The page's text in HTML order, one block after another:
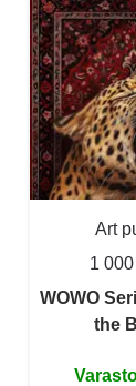
Art
1
WOWO
the